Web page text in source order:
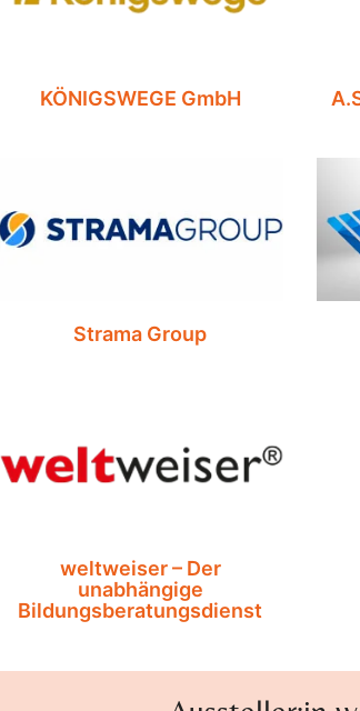
KÖNIGSWEGE GmbH
Strama Group
weltweiser – Der
unabhängige
Bildungsberatungsdienst